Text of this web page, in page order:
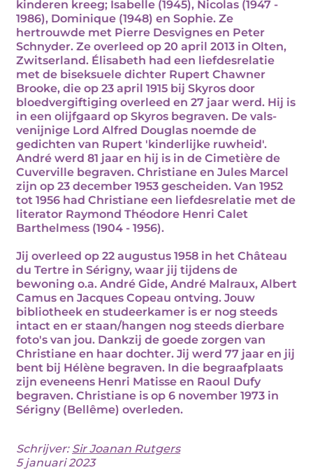
kinderen kreeg; Isabelle (1945), Nicolas (1947 -
1986), Dominique (1948) en Sophie. Ze
hertrouwde met Pierre Desvignes en Peter
Schnyder. Ze overleed op 20 april 2013 in Olten,
Zwitserland. Élisabeth had een liefdesrelatie
met de biseksuele dichter Rupert Chawner
Brooke, die op 23 april 1915 bij Skyros door
bloedvergiftiging overleed en 27 jaar werd. Hij is
in een olijfgaard op Skyros begraven. De vals-
venijnige Lord Alfred Douglas noemde de
gedichten van Rupert 'kinderlijke ruwheid'.
André werd 81 jaar en hij is in de Cimetière de
Cuverville begraven. Christiane en Jules Marcel
zijn op 23 december 1953 gescheiden. Van 1952
tot 1956 had Christiane een liefdesrelatie met de
literator Raymond Théodore Henri Calet
Barthelmess (1904 - 1956).
Jij overleed op 22 augustus 1958 in het Château
du Tertre in Sérigny, waar jij tijdens de
bewoning o.a. André Gide, André Malraux, Albert
Camus en Jacques Copeau ontving. Jouw
bibliotheek en studeerkamer is er nog steeds
intact en er staan/hangen nog steeds dierbare
foto's van jou. Dankzij de goede zorgen van
Christiane en haar dochter. Jij werd 77 jaar en jij
bent bij Hélène begraven. In die begraafplaats
zijn eveneens Henri Matisse en Raoul Dufy
begraven. Christiane is op 6 november 1973 in
Sérigny (Bellême) overleden.
Schrijver: Sir Joanan Rutgers
5 januari 2023